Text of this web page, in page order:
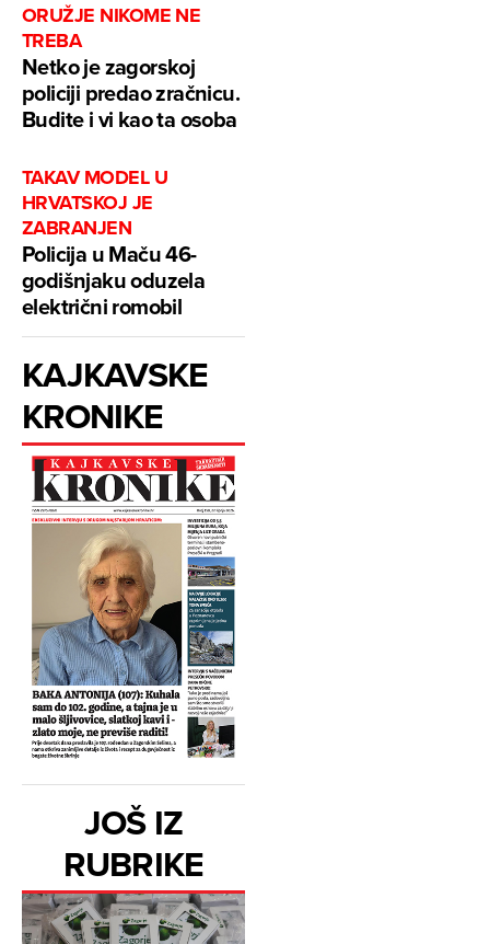
ORUŽJE NIKOME NE
TREBA
Netko je zagorskoj
policiji predao zračnicu.
Budite i vi kao ta osoba
TAKAV MODEL U
HRVATSKOJ JE
ZABRANJEN
Policija u Maču 46-
godišnjaku oduzela
električni romobil
KAJKAVSKE
KRONIKE
JOŠ IZ
RUBRIKE